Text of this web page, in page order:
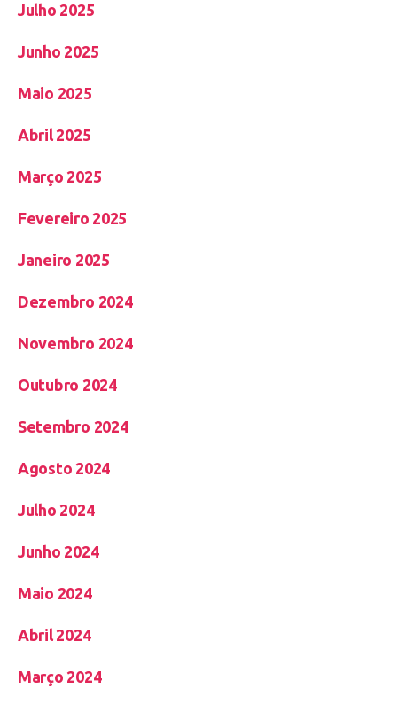
Julho 2025
Junho 2025
Maio 2025
Abril 2025
Março 2025
Fevereiro 2025
Janeiro 2025
Dezembro 2024
Novembro 2024
Outubro 2024
Setembro 2024
Agosto 2024
Julho 2024
Junho 2024
Maio 2024
Abril 2024
Março 2024